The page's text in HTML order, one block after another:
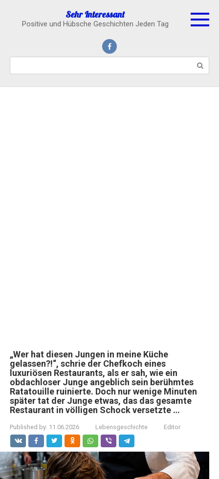
content
Sehr Interessant
Positive und Hübsche Geschichten Jeden Tag
„Wer hat diesen Jungen in meine Küche
gelassen?!“, schrie der Chefkoch eines
luxuriösen Restaurants, als er sah, wie ein
obdachloser Junge angeblich sein berühmtes
Ratatouille ruinierte. Doch nur wenige Minuten
später tat der Junge etwas, das das gesamte
Restaurant in völligen Schock versetzte …
Published by: 11.06.2026 Lebensgeschichte Editor